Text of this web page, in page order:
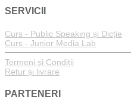
SERVICII
Curs - Public Speaking și Dicție
Curs - Junior Media Lab
Termeni și Condiții
Retur și livrare
PARTENERI